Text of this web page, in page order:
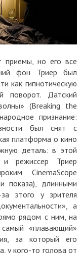
приемы, но его все
фон Триер был
как гипнотическую
поворот. Датский
(Breaking the
признание:
был снят с
платформа о кино
деталь: в этой
режиссер Триер
CinemaScope
показа), длинными
этого у зрителя
а
рядом с ним, на
«плавающий»
за который его
у кого-то голова от